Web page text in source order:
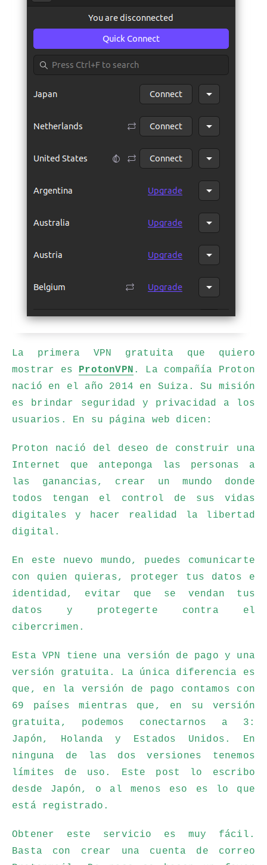
La primera VPN gratuita que quiero
mostrar es ProtonVPN . La compañía Proton
nació en el año 2014 en Suiza. Su misión
es brindar seguridad y privacidad a los
usuarios. En su página web dicen:
Proton nació del deseo de construir una
Internet que anteponga las personas a
las ganancias, crear un mundo donde
todos tengan el control de sus vidas
digitales y hacer realidad la libertad
digital.
En este nuevo mundo, puedes comunicarte
con quien quieras, proteger tus datos e
identidad, evitar que se vendan tus
datos y protegerte contra el
cibercrimen.
Esta VPN tiene una versión de pago y una
versión gratuita. La única diferencia es
que, en la versión de pago contamos con
69 países mientras que, en su versión
gratuita, podemos conectarnos a 3:
Japón, Holanda y Estados Unidos. En
ninguna de las dos versiones tenemos
límites de uso. Este post lo escribo
desde Japón, o al menos eso es lo que
está registrado.
Obtener este servicio es muy fácil.
Basta con crear una cuenta de correo